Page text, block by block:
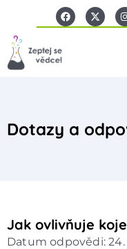
Dotazy a
Jak ovlivňuje
Datum odpovědi: 24.